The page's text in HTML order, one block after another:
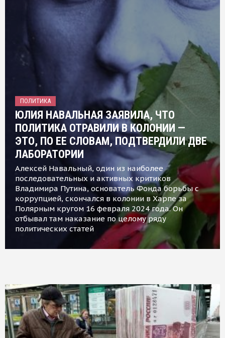
ПОЛИТИКА
ЮЛИЯ НАВАЛЬНАЯ ЗАЯВИЛА, ЧТО
ПОЛИТИКА ОТРАВИЛИ В КОЛОНИИ —
ЭТО, ПО ЕЕ СЛОВАМ, ПОДТВЕРДИЛИ ДВЕ
ЛАБОРАТОРИИ
Алексей Навальный, один из наиболее
последовательных и активных критиков
Владимира Путина, основатель Фонда борьбы с
коррупцией, скончался в колонии в Харпе за
Полярным кругом 16 февраля 2024 года. Он
отбывал там наказание по целому ряду
политических статей